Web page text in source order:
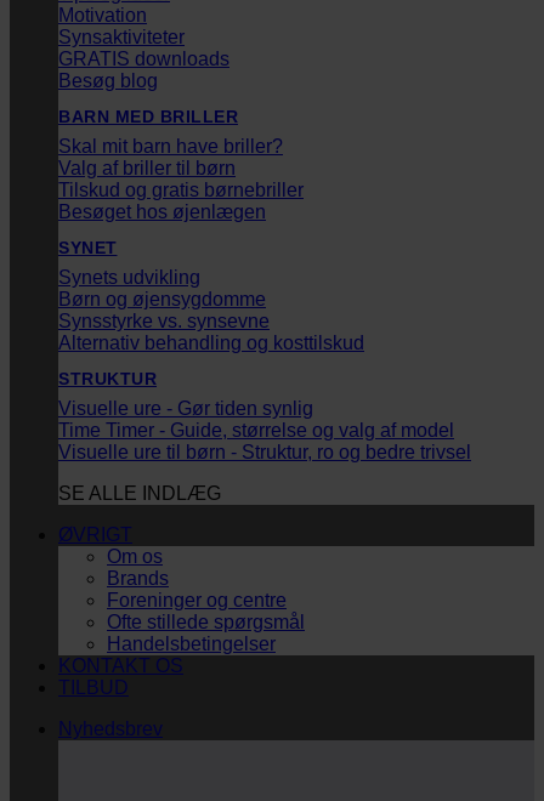
Motivation
Synsaktiviteter
GRATIS downloads
Besøg blog
BARN MED BRILLER
Skal mit barn have briller?
Valg af briller til børn
Tilskud og gratis børnebriller
Besøget hos øjenlægen
SYNET
Synets udvikling
Børn og øjensygdomme
Synsstyrke vs. synsevne
Alternativ behandling og kosttilskud
STRUKTUR
Visuelle ure - Gør tiden synlig
Time Timer - Guide, størrelse og valg af model
Visuelle ure til børn - Struktur, ro og bedre trivsel
SE ALLE INDLÆG
ØVRIGT
Om os
Brands
Foreninger og centre
Ofte stillede spørgsmål
Handelsbetingelser
KONTAKT OS
TILBUD
Nyhedsbrev